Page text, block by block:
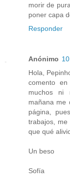
morir de
poner capa
Responder
Anónimo
Hola,
comento
muchos ni
mañana me
página,
trabajos, me
que qué
Un beso
Sofía